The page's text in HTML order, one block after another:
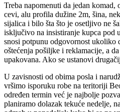
Treba napomenuti da jedan
cevi, alu profila dužine 2m, šina,
sijalica i bilo šta što je osetljivo ne
isključivo na insistiranje kupca pod
snosi potpunu odgovornost ukoliko
oštećenja pošiljke i reklamacije, a
upakovana. Ako se ustanovi
U zavisnosti od obima posla i
vršimo isporuku robe na teritoriji
određen termin već je najbolje
planiramo dolazak tekuće nedelje,